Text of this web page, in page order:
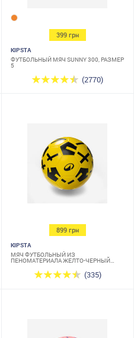
399 грн
KIPSTA
ФУТБОЛЬНЫЙ МЯЧ SUNNY 300, РАЗМЕР
5
(2770)
899 грн
KIPSTA
МЯЧ ФУТБОЛЬНЫЙ ИЗ
ПЕНОМАТЕРИАЛА ЖЕЛТО-ЧЕРНЫЙ
(335)